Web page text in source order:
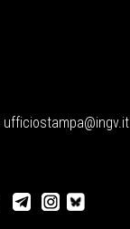
ufficiostampa@ingv.it